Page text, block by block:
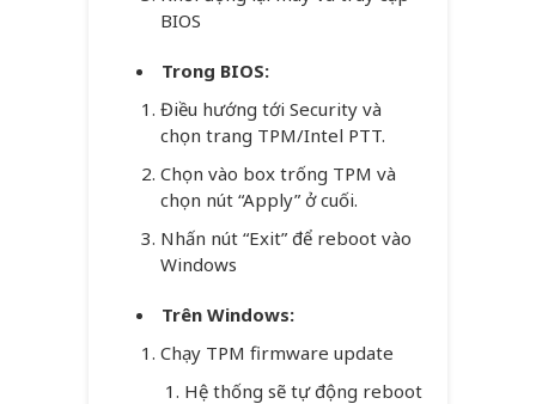
BIOS
Trong BIOS:
Điều hướng tới Security và
chọn trang TPM/Intel PTT.
Chọn vào box trống TPM và
chọn nút “Apply” ở cuối.
Nhấn nút “Exit” để reboot vào
Windows
Trên Windows:
Chạy TPM firmware update
Hệ thống sẽ tự động reboot